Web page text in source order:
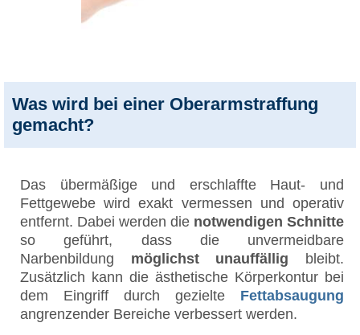
Was wird bei einer Oberarmstraffung
gemacht?
Das übermäßige und erschlaffte Haut- und
Fettgewebe wird exakt vermessen und operativ
entfernt. Dabei werden die notwendigen Schnitte
so geführt, dass die unvermeidbare
Narbenbildung möglichst unauffällig bleibt.
Zusätzlich kann die ästhetische Körperkontur bei
dem Eingriff durch gezielte Fettabsaugung
angrenzender Bereiche verbessert werden.